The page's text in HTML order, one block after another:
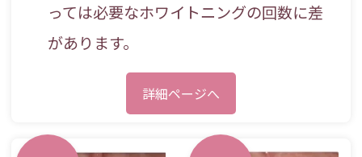
っては必要なホワイトニングの回数に差
があります。
詳細ページへ